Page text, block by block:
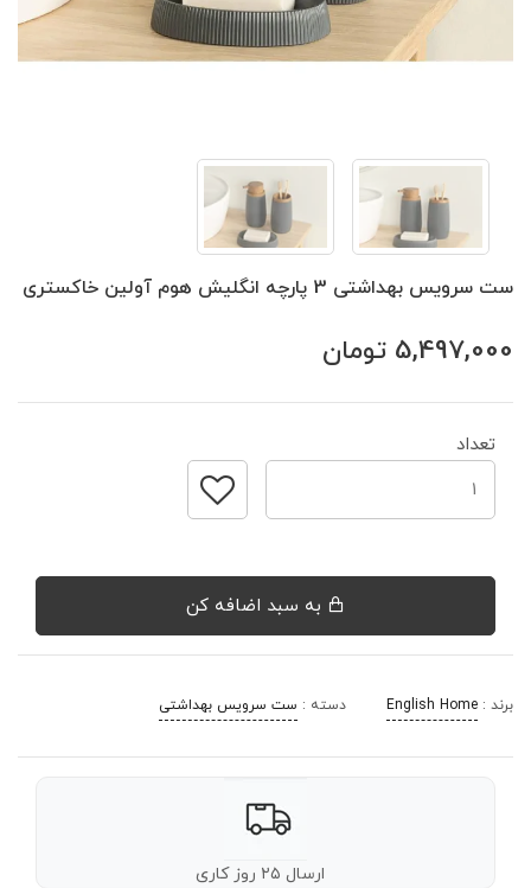
ست سرویس بهداشتی 3 پارچه انگلیش هوم آولین خاکستری
5,497,000 تومان
تعداد
برند : English Home دسته : ست سرویس بهداشتی
ارسال ۲۵ روز کاری